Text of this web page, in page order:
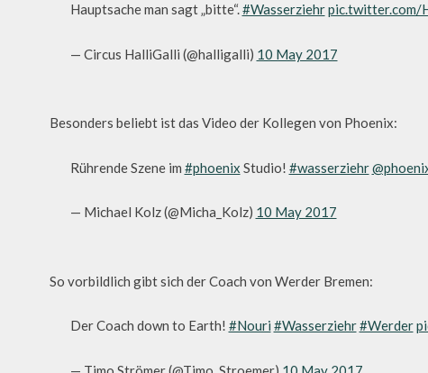
Hauptsache man sagt „bitte“.#Wasserziehrpic.twitter.com/
— Circus HalliGalli (@halligalli) 10 May 2017
Besonders beliebt ist das Video der Kollegen von Phoenix:
Rührende Szene im #phoenix Studio! #wasserziehr
— Michael Kolz (@Micha_Kolz) 10 May 2017
So vorbildlich gibt sich der Coach von Werder Bremen:
Der Coach down to Earth! #Nouri #Wasserziehr#Werder